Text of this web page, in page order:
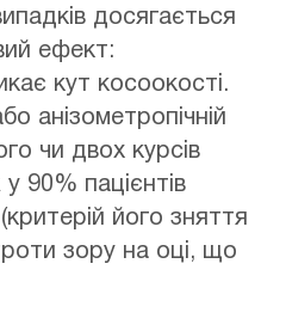
досягається
ефект:
кут косоокості.
анізометропічній
чи двох курсів
у 90% пацієнтів
його зняття
зору на оці, що